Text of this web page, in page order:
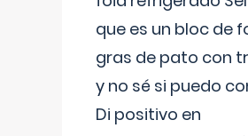
que es un bloc de
gras de pato con
y no sé si puedo
Di positivo en